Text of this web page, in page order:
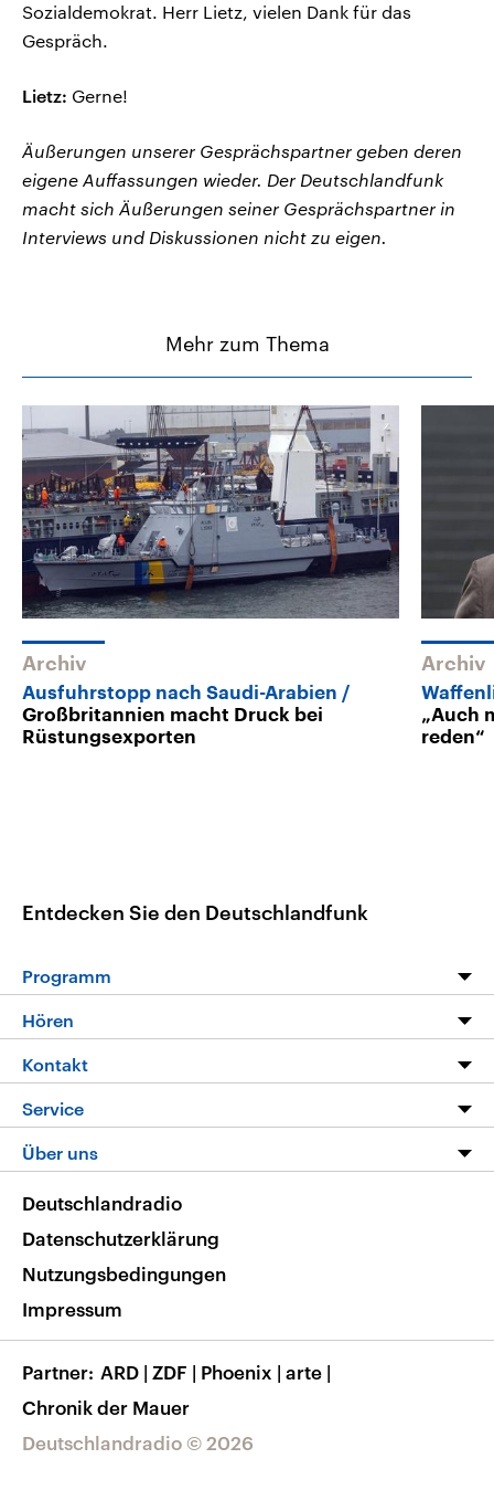
Sozialdemokrat. Herr Lietz, vielen Dank für das
Gespräch.
Lietz: Gerne!
Äußerungen unserer Gesprächspartner geben deren
eigene Auffassungen wieder. Der Deutschlandfunk
macht sich Äußerungen seiner Gesprächspartner in
Interviews und Diskussionen nicht zu eigen.
Mehr zum Thema
Archiv
Ausfuhrstopp nach Saudi-Arabien
Großbritannien macht Druck bei
Rüstungsexporten
Archiv
„Auch
reden“
Entdecken Sie den Deutschlandfunk
Programm
Programm
Die Nachrichten
Nachrichtenleicht
Neue Beiträge auf dlf.de
Hören
Livestream
Podcasts
Deutschlandfunk App
Nachrichten App
Frequenzen
Kontakt
Hörerservice
Service
FAQ
Veranstaltungen
Musikliste
RSS
Über uns
Barrierefreiheit
Deutschlandradio © 2026
Deutschlandradio
Datenschutzerklärung
Nutzungsbedingungen
Impressum
Partner ARD | ZDF | Phoenix | arte |
Chronik der Mauer